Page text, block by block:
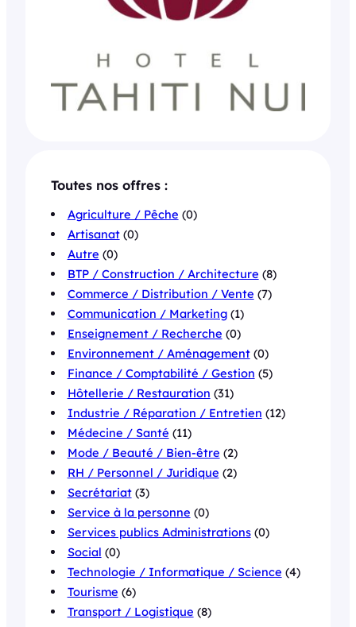
Toutes nos offres :
Agriculture / Pêche (0)
Artisanat(0)
Autre (0)
BTP / Construction / Architecture (8)
Commerce / Distribution / Vente (7)
Communication / Marketing(1)
Enseignement / Recherche (0)
Environnement / Aménagement(0)
Finance / Comptabilité / Gestion (5)
Hôtellerie / Restauration (31)
Industrie / Réparation / Entretien (12)
Médecine / Santé (11)
Mode / Beauté / Bien-être (2)
RH / Personnel / Juridique (2)
Secrétariat(3)
Service à la personne (0)
Services publics Administrations(0)
Social (0)
Technologie / Informatique / Science (4)
Tourisme (6)
Transport / Logistique (8)